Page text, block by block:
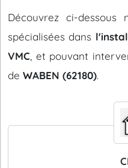
Découvrez ci-dessous
spécialisées dans
VMC , et pouvant
de WABEN (62180).